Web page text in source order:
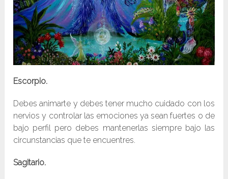
Escorpio.
Debes animarte y debes tener mucho cuidado con los
nervios y controlar las emociones ya sean fuertes o de
bajo perfil pero debes mantenerlas siempre bajo las
circunstancias que te encuentres.
Sagitario.